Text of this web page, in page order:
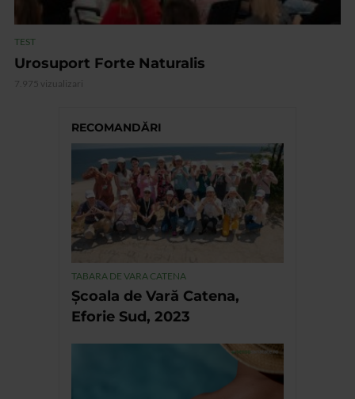
TEST
Urosuport Forte Naturalis
7.975 vizualizari
RECOMANDĂRI
TABARA DE VARA CATENA
Școala de Vară Catena,
Eforie Sud, 2023